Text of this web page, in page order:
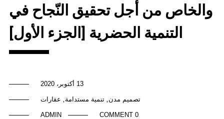
والخاص من أجل تحقيق النّجاح في
التنمية الحضرية [الجزء الأول]
13 أكتوبر، 2020
تصميم مدن ,تنمية مستدامة عقارات
0 COMMENT
ADMIN